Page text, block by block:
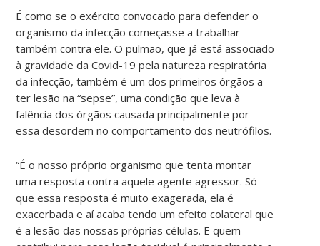
É como se o exército convocado para defender o
organismo da infecção começasse a trabalhar
também contra ele. O pulmão, que já está associado
à gravidade da Covid-19 pela natureza respiratória
da infecção, também é um dos primeiros órgãos a
ter lesão na “sepse”, uma condição que leva à
falência dos órgãos causada principalmente por
essa desordem no comportamento dos neutrófilos.
“É o nosso próprio organismo que tenta montar
uma resposta contra aquele agente agressor. Só
que essa resposta é muito exagerada, ela é
exacerbada e aí acaba tendo um efeito colateral que
é a lesão das nossas próprias células. E quem